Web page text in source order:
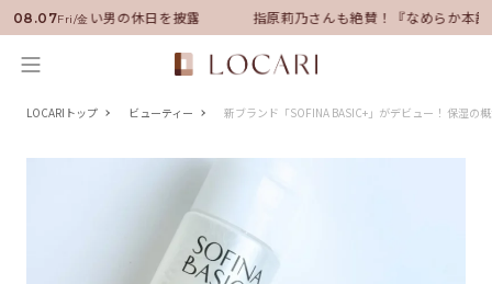
08.07Fri/金
に就任！いい男の休日を披露 指原莉乃さんも絶賛！『なめらか本
LOCARIトップ ビューティー 新ブランド「SOFINA BASIC+」がデビュー！ 保湿の